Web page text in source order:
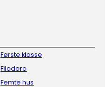
Første klasse
Filodoro
Femte hus